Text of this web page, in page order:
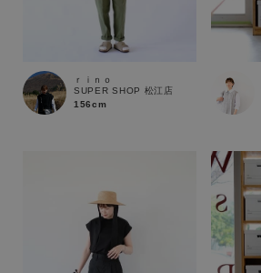
ｒｉｎｏ
SUPER SHOP 松江店
156cm